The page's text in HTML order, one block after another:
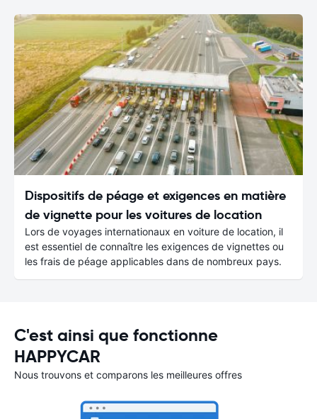
Dispositifs de péage et exigences en matière
de vignette pour les voitures de location
Lors de voyages internationaux en voiture de location, il
est essentiel de connaître les exigences de vignettes ou
les frais de péage applicables dans de nombreux pays.
C'est ainsi que fonctionne
HAPPYCAR
Nous trouvons et comparons les meilleures offres